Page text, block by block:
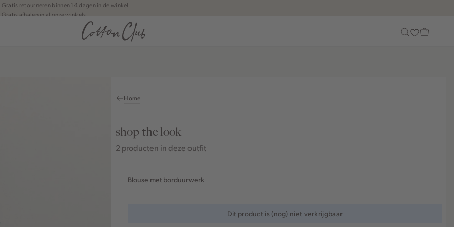
Gratis retourneren binnen 14 dagen in de winkel
Gratis afhalen in al onze winkels
Jouw bestelling wordt binnen 1 tot 5 dagen bezorgd
Betaal zoals jij wilt: o.a. iDEAL | Wero, Riverty, Apple pay & creditcard
Home
shop the look
2 producten in deze outfit
Blouse met borduurwerk
Dit product is (nog) niet verkrijgbaar